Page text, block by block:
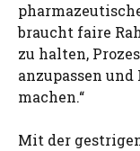
braucht faire
zu halten,
anzupassen
machen.“
Mit der